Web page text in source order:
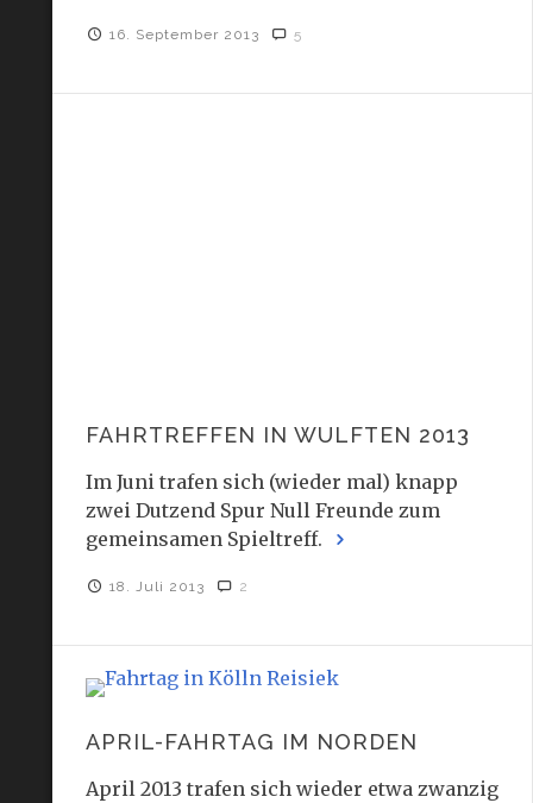
16. September 2013 5
FAHRTREFFEN IN WULFTEN 2013
Im Juni trafen sich (wieder mal) knapp
zwei Dutzend Spur Null Freunde zum
gemeinsamen Spieltreff.
18. Juli 2013 2
APRIL-FAHRTAG IM NORDEN
April 2013 trafen sich wieder etwa zwanzig